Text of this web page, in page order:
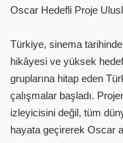
Oscar Hedefli Proje
Türkiye, sinema
hikâyesi ve yüksek
gruplarına hitap eden
çalışmalar başladı.
izleyicisini değil, tüm
hayata geçirerek Oscar